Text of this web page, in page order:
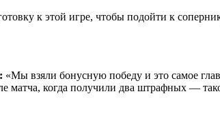
к этой игре, чтобы подойти к
«Мы взяли бонусную победу и это самое
матча, когда получили два штрафных —